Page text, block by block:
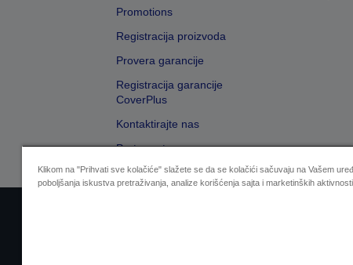
Promotions
Registracija proizvoda
Provera garancije
Registracija garancije
CoverPlus
Kontaktirajte nas
Pretraga trgovaca
Klikom na "Prihvati sve kolačiće" slažete se da se kolačići sačuvaju na Vašem
poboljšanja iskustva pretraživanja, analize korišćenja sajta i marketinških aktivnosti.